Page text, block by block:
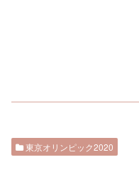
東京オリンピック2020